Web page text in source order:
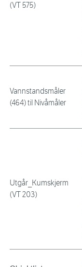
(VT 575)
Vannstandsmåler
(464) til Nivåmåler
Utgår_Kumskjerm
(VT 203)